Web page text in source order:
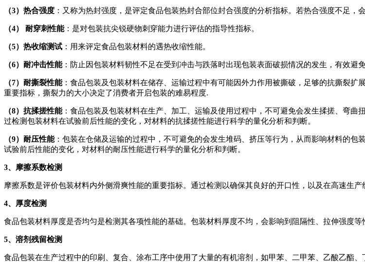
（3）热合强度 ：又称为热封强度，是评定食品包装热封合部位封合强度的分析指标。若热合强度不足，
（4） 耐穿刺性能：是对包装抗尖锐硬物刺穿能力进行评估的指导性指标。
（5）热收缩测试 ：用来评定食品包装材料的遇热收缩性能。
（6）耐冲击性能：防止因包装材料韧性不足在受到冲击与跌落时出现包装表面破损情况的发生，有效避
（7）耐撕裂性能：食品包装及包装材料在储存、运输过程中有可能因外力作用被撕破，足够的抗撕裂
重要指标，撕裂力的大小决定了消费者开启包装的难易程度.
（8）抗揉搓性能：食品包装及包装材料在生产、加工、运输及使用过程中，不可避免会发生揉搓、弯
过检测包装材料在试验前后性能的变化，对材料的抗揉搓性能进行科学的量化分析和判断。
（9）耐压性能：包装在仓储及运输的过程中，不可避免的会发生堆码、挤压等行为，从而影响材料的
试验前后性能的变化，对材料的耐压性能进行科学的量化分析和判断。
3、摩擦系数检测
摩擦系数是评价包装材料内外侧滑爽性能的重要指标。通过检测以确保其良好的开口性，以及在高速生
4、厚度检测
食品包装材料厚度是否均匀是检测其各项性能的基础。包装材料厚度不均，会影响到阻隔性、拉伸强度
5、溶剂残留检测
食品包装在生产过程中的印刷、复合、涂布工序中使用了大量的有机溶剂，如甲苯、二甲苯、乙酸乙酯